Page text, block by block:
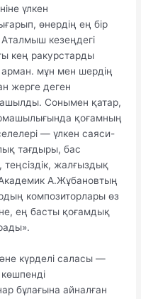
үлкен
өнердің ең бір
кезеңдегі
кең ракурстарды
мұн мен шердің
жерге деген
ашылды. Сонымен қатар,
қоғамның
— үлкен саяси-
тағдыры, бас
жалғыздық
А.Жұбановтың
композиторлары өз
ең басты қоғамдық
күрделі саласы —
бұлағына айналған